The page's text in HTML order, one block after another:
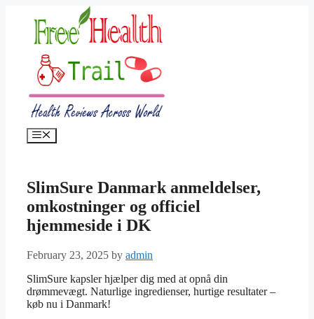
content
Menu
SlimSure Danmark anmeldelser,
omkostninger og officiel
hjemmeside i DK
February 23, 2025 by admin
SlimSure kapsler hjælper dig med at opnå din
drømmevægt. Naturlige ingredienser, hurtige resultater –
køb nu i Danmark!